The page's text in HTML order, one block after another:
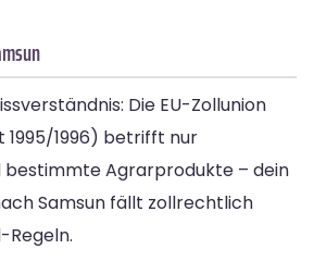
Die EU-Zollunion
1995/1996) betrifft nur
bestimmte Agrarprodukte – dein
Samsun fällt zollrechtlich